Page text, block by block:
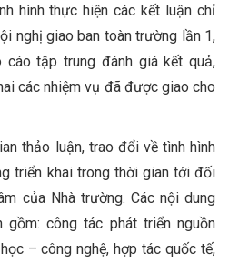
hình thực hiện các kết luận chỉ
nghị giao ban toàn trường lần 1,
cáo tập trung đánh giá kết quả,
các nhiệm vụ đã được giao cho
thảo luận, trao đổi về tình hình
triển khai trong thời gian tới đối
của Nhà trường. Các nội dung
công tác phát triển nguồn
– công nghệ, hợp tác quốc tế,